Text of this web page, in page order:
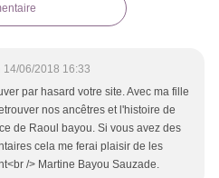
14/06/2018 16:33
par hasard votre site. Avec ma fille
nos ancêtres et l'histoire de
de Raoul bayou. Si vous avez des
cela me ferai plaisir de les
/> Martine Bayou Sauzade.